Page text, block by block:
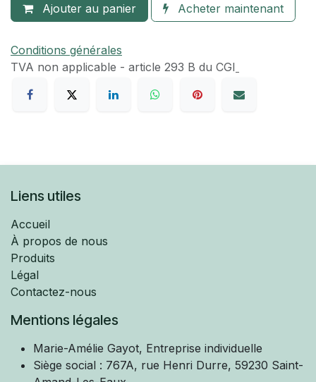
Ajouter au panier Acheter maintenant
Conditions générales
TVA​ non applicable - article 293 B du CGI
Liens utiles
Accueil
À propos de nous
Produits
Légal
Contactez-nous
Mentions légales
Marie-Amélie Gayot, Entreprise individuelle
Siège social : 767A, rue Henri Durre, 59230 Saint-